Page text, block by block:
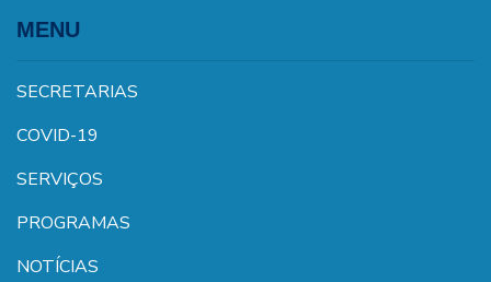
MENU
SECRETARIAS
COVID-19
SERVIÇOS
PROGRAMAS
NOTÍCIAS